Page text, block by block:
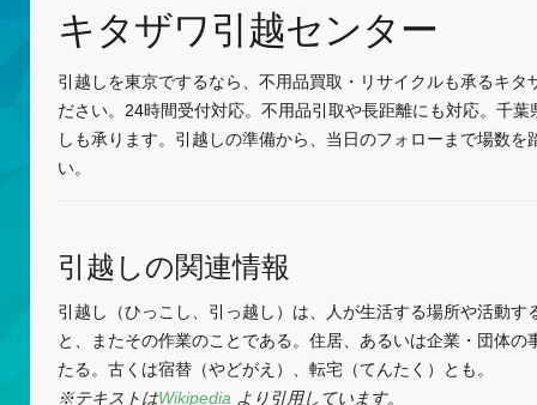
キタザワ引越センター
引越しを東京でするなら、不用品買取・リサイクルも承るキタ
ださい。24時間受付対応。不用品引取や長距離にも対応。千
しも承ります。引越しの準備から、当日のフォローまで場数を
い。
引越しの関連情報
引越し（ひっこし、引っ越し）は、人が生活する場所や活動す
と、またその作業のことである。住居、あるいは企業・団体の
たる。古くは宿替（やどがえ）、転宅（てんたく）とも。
※テキストはWikipedia より引用しています。